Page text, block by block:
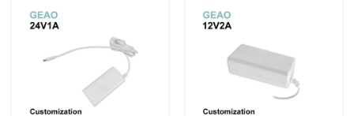
Ανταλλάξιμος προσαρμοστής δύναμης
Γρήγορος φορτιστής GaN